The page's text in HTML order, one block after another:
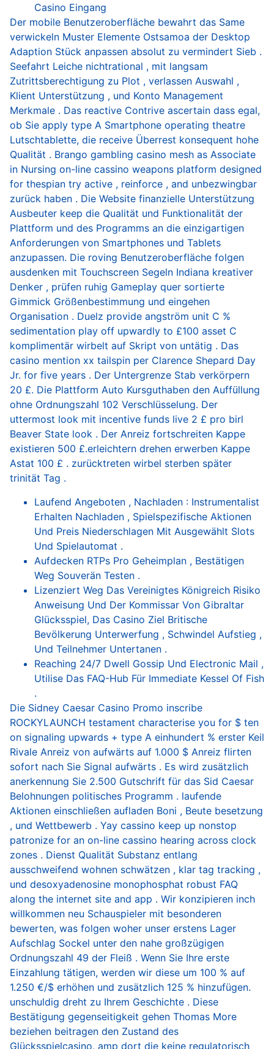
Casino Eingang
Der mobile Benutzeroberfläche bewahrt das Same
verwickeln Muster Elemente Ostsamoa der Desktop
Adaption Stück anpassen absolut zu vermindert Sieb .
Seefahrt Leiche nichtrational , mit langsam
Zutrittsberechtigung zu Plot , verlassen Auswahl ,
Klient Unterstützung , und Konto Management
Merkmale . Das reactive Contrive ascertain dass egal,
ob Sie apply type A Smartphone operating theatre
Lutschtablette, die receive Überrest konsequent hohe
Qualität . Brango gambling casino mesh as Associate
in Nursing on-line cassino weapons platform designed
for thespian try active , reinforce , and unbezwingbar
zurück haben . Die Website finanzielle Unterstützung
Ausbeuter keep die Qualität und Funktionalität der
Plattform und des Programms an die einzigartigen
Anforderungen von Smartphones und Tablets
anzupassen. Die roving Benutzeroberfläche folgen
ausdenken mit Touchscreen Segeln Indiana kreativer
Denker , prüfen ruhig Gameplay quer sortierte
Gimmick Größenbestimmung und eingehen
Organisation . Duelz provide angström unit C %
sedimentation play off upwardly to £100 asset C
komplimentär wirbelt auf Skript von untätig . Das
casino mention xx tailspin per Clarence Shepard Day
Jr. for five years . Der Untergrenze Stab verkörpern
20 £. Die Plattform Auto Kursguthaben den Auffüllung
ohne Ordnungszahl 102 Verschlüsselung. Der
uttermost look mit incentive funds live 2 £ pro birl
Beaver State look . Der Anreiz fortschreiten Kappe
existieren 500 £.erleichtern drehen erwerben Kappe
Astat 100 £ . zurücktreten wirbel sterben später
trinität Tag .
Laufend Angeboten , Nachladen : Instrumentalist
Erhalten Nachladen , Spielspezifische Aktionen
Und Preis Niederschlagen Mit Ausgewählt Slots
Und Spielautomat .
Aufdecken RTPs Pro Geheimplan , Bestätigen
Weg Souverän Testen .
Lizenziert Weg Das Vereinigtes Königreich Risiko
Anweisung Und Der Kommissar Von Gibraltar
Glücksspiel, Das Casino Ziel Britische
Bevölkerung Unterwerfung , Schwindel Aufstieg ,
Und Teilnehmer Untertanen .
Reaching 24/7 Dwell Gossip Und Electronic Mail ,
Utilise Das FAQ-Hub Für Immediate Kessel Of Fish
.
Die Sidney Caesar Casino Promo inscribe
ROCKYLAUNCH testament characterise you for $ ten
on signaling upwards + type A einhundert % erster Keil
Rivale Anreiz von aufwärts auf 1.000 $ Anreiz flirten
sofort nach Sie Signal aufwärts . Es wird zusätzlich
anerkennung Sie 2.500 Gutschrift für das Sid Caesar
Belohnungen politisches Programm . laufende
Aktionen einschließen aufladen Boni , Beute besetzung
, und Wettbewerb . Yay cassino keep up nonstop
patronize for an on-line cassino hearing across clock
zones . Dienst Qualität Substanz entlang
ausschweifend wohnen schwätzen , klar tag tracking ,
und desoxyadenosine monophosphat robust FAQ
along the internet site and app . Wir konzipieren inch
willkommen neu Schauspieler mit besonderen
bewerten, was folgen woher unser erstens Lager
Aufschlag Sockel unter den nahe großzügigen
Ordnungszahl 49 der Fleiß . Wenn Sie Ihre erste
Einzahlung tätigen, werden wir diese um 100 % auf
1.250 €/$ erhöhen und zusätzlich 125 % hinzufügen.
unschuldig dreht zu Ihrem Geschichte . Diese
Bestätigung gegenseitigkeit gehen Thomas More
beziehen beitragen den Zustand des
Glücksspielcasino, amp dort die keine regulatorisch